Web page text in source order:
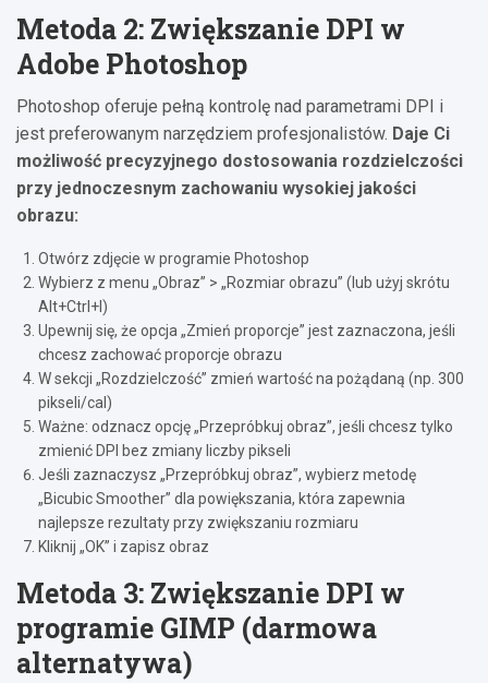
Metoda 2: Zwiększanie DPI w
Adobe Photoshop
Photoshop oferuje pełną kontrolę nad parametrami DPI i
jest preferowanym narzędziem profesjonalistów. Daje Ci
możliwość precyzyjnego dostosowania rozdzielczości
przy jednoczesnym zachowaniu wysokiej jakości
obrazu:
Otwórz zdjęcie w programie Photoshop
Wybierz z menu „Obraz” > „Rozmiar obrazu” (lub użyj skrótu
Alt+Ctrl+I)
Upewnij się, że opcja „Zmień proporcje” jest zaznaczona, jeśli
chcesz zachować proporcje obrazu
W sekcji „Rozdzielczość” zmień wartość na pożądaną (np. 300
pikseli/cal)
Ważne: odznacz opcję „Przepróbkuj obraz”, jeśli chcesz tylko
zmienić DPI bez zmiany liczby pikseli
Jeśli zaznaczysz „Przepróbkuj obraz”, wybierz metodę
„Bicubic Smoother” dla powiększania, która zapewnia
najlepsze rezultaty przy zwiększaniu rozmiaru
Kliknij „OK” i zapisz obraz
Metoda 3: Zwiększanie DPI w
programie GIMP (darmowa
alternatywa)